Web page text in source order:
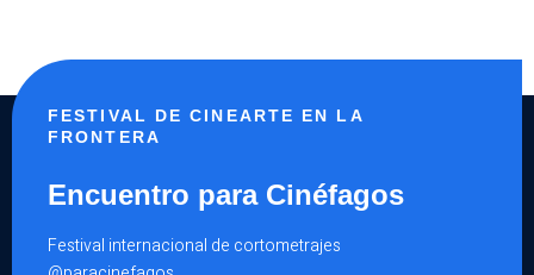
FESTIVAL DE CINEARTE EN LA
FRONTERA
Encuentro para Cinéfagos
Festival internacional de cortometrajes